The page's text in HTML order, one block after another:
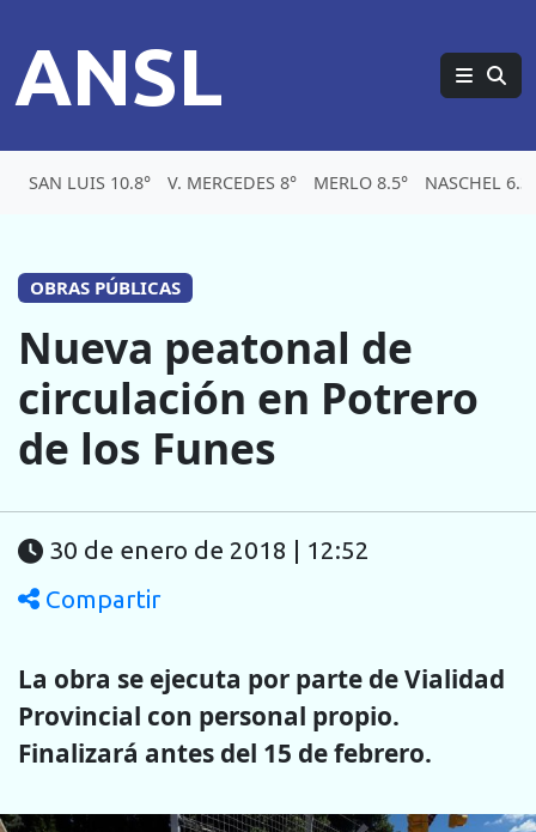
ANSL
SAN LUIS 10.8° V. MERCEDES 8° MERLO 8.5° NASCHEL 6.3°
OBRAS PÚBLICAS
Nueva peatonal de
circulación en Potrero
de los Funes
30 de enero de 2018 | 12:52
Compartir
La obra se ejecuta por parte de Vialidad
Provincial con personal propio.
Finalizará antes del 15 de febrero.